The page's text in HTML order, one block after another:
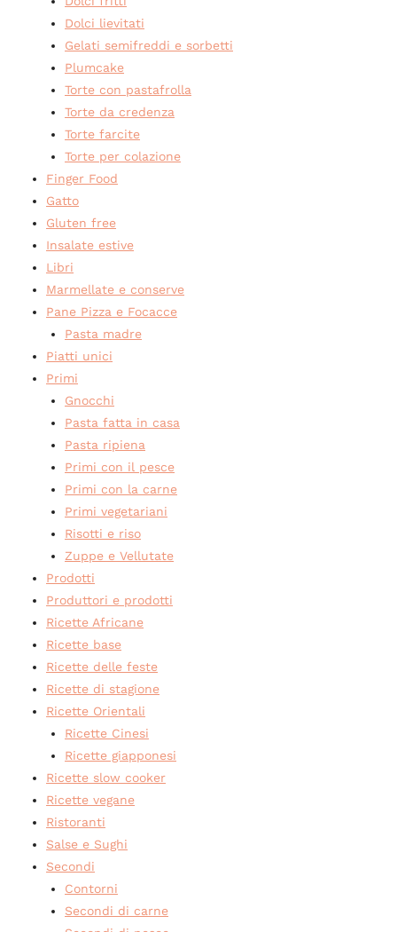
Dolci lievitati
Gelati semifreddi e sorbetti
Plumcake
Torte con pastafrolla
Torte da credenza
Torte farcite
Torte per colazione
Finger Food
Gatto
Gluten free
Insalate estive
Libri
Marmellate e conserve
Pane Pizza e Focacce
Pasta madre
Piatti unici
Primi
Gnocchi
Pasta fatta in casa
Pasta ripiena
Primi con il pesce
Primi con la carne
Primi vegetariani
Risotti e riso
Zuppe e Vellutate
Prodotti
Produttori e prodotti
Ricette Africane
Ricette base
Ricette delle feste
Ricette di stagione
Ricette Orientali
Ricette Cinesi
Ricette giapponesi
Ricette slow cooker
Ricette vegane
Ristoranti
Salse e Sughi
Secondi
Contorni
Secondi di carne